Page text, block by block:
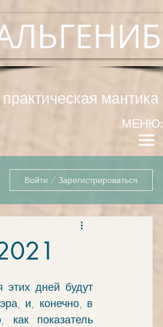
практическая мантика
МЕНЮ:
Войти / Зарегистрироваться
этих дней будут
и, конечно, в
показатель